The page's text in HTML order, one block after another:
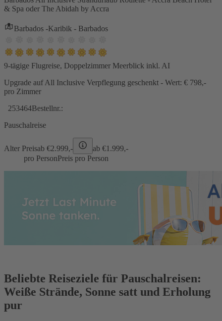
& Spa oder The Abidah by Accra
Barbados -Karibik - Barbados
9-tägige Flugreise, Doppelzimmer Meerblick inkl. AI
Upgrade auf All Inclusive Verpflegung geschenkt - Wert: € 798,-
pro Zimmer
253464Bestellnr.:
Pauschalreise
Alter Preisab €2.999,- ab €1.999,-
pro PersonPreis pro Person
Beliebte Reiseziele für Pauschalreisen:
Weiße Strände, Sonne satt und Erholung
pur